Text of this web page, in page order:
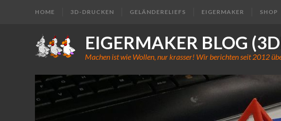
HOME 3D-DRUCKEN GELÄNDERELIEFS EIGERMAKER SHOP
EIGERMAKER BLOG
Machen ist wie Wollen, nur krasser! Wir berichten seit 2012